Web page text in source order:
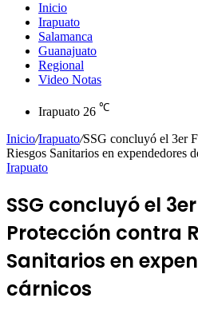
Inicio
Irapuato
Salamanca
Guanajuato
Regional
Video Notas
Irapuato 26 ℃
Inicio/Irapuato/SSG concluyó el 3er
Riesgos Sanitarios en expendedores
Irapuato
SSG concluyó el
Protección contra
Sanitarios en
cárnicos